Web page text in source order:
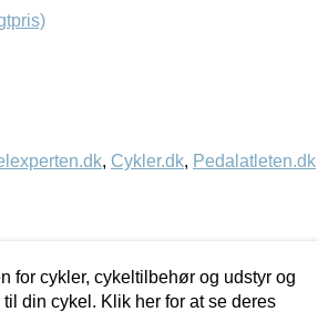
, Cykler.dk, Pedalatleten.dk
for cykler, cykeltilbehør og udstyr og
din cykel. Klik her for at se deres